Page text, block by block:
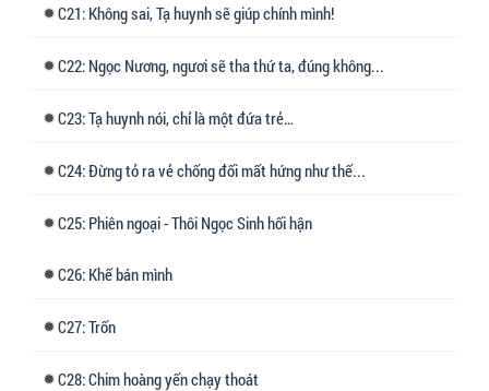
chấp ướt át của hắn, như rêu phong len lỏi giữa
21: Không sai, Tạ huynh sẽ giúp chính mình!
22: Ngọc Nương, ngươi sẽ tha thứ ta, đúng không...
23: Tạ huynh nói, chỉ là một đứa trẻ…
24: Đừng tỏ ra vẻ chống đối mất hứng như thế...
25: Phiên ngoại - Thôi Ngọc Sinh hối hận
26: Khế bán mình
27: Trốn
28: Chim hoàng yến chạy thoát